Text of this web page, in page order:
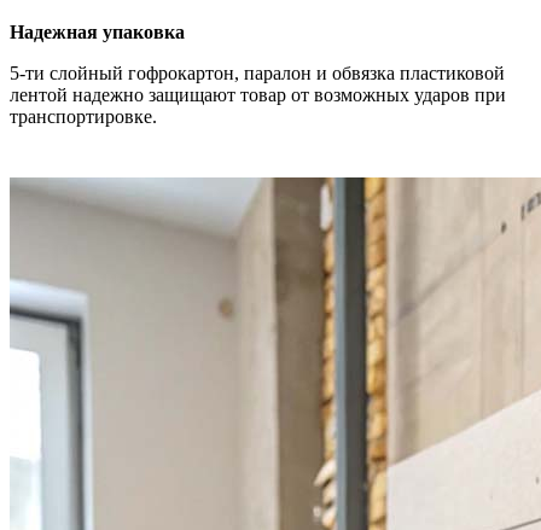
Надежная упаковка
5-ти слойный гофрокартон, паралон и обвязка пластиковой
лентой надежно защищают товар от возможных ударов при
транспортировке.